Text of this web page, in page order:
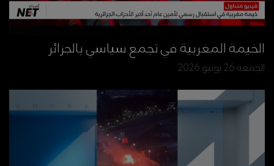
الخيمة المغربية في تجمع سياسي بالجزائر
الجمعة 26 يونيو 2026